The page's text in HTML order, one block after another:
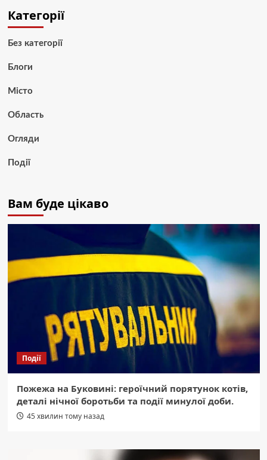
Категорії
Без категорії
Блоги
Місто
Область
Огляди
Події
Вам буде цікаво
Події
Пожежа на Буковині: героїчний порятунок котів,
деталі нічної боротьби та події минулої доби.
45 хвилин тому назад